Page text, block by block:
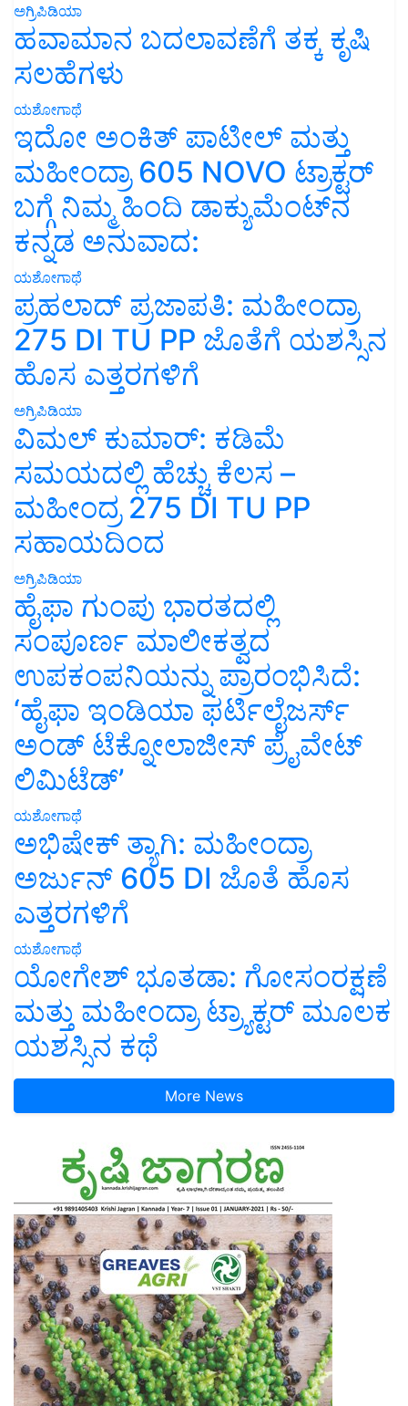
ಅಗ್ರಿಪಿಡಿಯಾ
ಹವಾಮಾನ ಬದಲಾವಣೆಗೆ ತಕ್ಕ ಕೃಷಿ
ಸಲಹೆಗಳು
ಯಶೋಗಾಥೆ
ಇದೋ ಅಂಕಿತ್ ಪಾಟೀಲ್ ಮತ್ತು
ಮಹೀಂದ್ರಾ 605 NOVO ಟ್ರಾಕ್ಟರ್
ಬಗ್ಗೆ ನಿಮ್ಮ ಹಿಂದಿ ಡಾಕ್ಯುಮೆಂಟ್‌ನ
ಕನ್ನಡ ಅನುವಾದ:
ಯಶೋಗಾಥೆ
ಪ್ರಹಲಾದ್ ಪ್ರಜಾಪತಿ: ಮಹೀಂದ್ರಾ
275 DI TU PP ಜೊತೆಗೆ ಯಶಸ್ಸಿನ
ಹೊಸ ಎತ್ತರಗಳಿಗೆ
ಅಗ್ರಿಪಿಡಿಯಾ
ವಿಮಲ್ ಕುಮಾರ್: ಕಡಿಮೆ
ಸಮಯದಲ್ಲಿ ಹೆಚ್ಚು ಕೆಲಸ –
ಮಹೀಂದ್ರ 275 DI TU PP
ಸಹಾಯದಿಂದ
ಅಗ್ರಿಪಿಡಿಯಾ
ಹೈಫಾ ಗುಂಪು ಭಾರತದಲ್ಲಿ
ಸಂಪೂರ್ಣ ಮಾಲೀಕತ್ವದ
ಉಪಕಂಪನಿಯನ್ನು ಪ್ರಾರಂಭಿಸಿದೆ:
‘ಹೈಫಾ ಇಂಡಿಯಾ ಫರ್ಟಿಲೈಜರ್ಸ್
ಅಂಡ್ ಟೆಕ್ನೋಲಾಜೀಸ್ ಪ್ರೈವೇಟ್
ಲಿಮಿಟೆಡ್’
ಯಶೋಗಾಥೆ
ಅಭಿಷೇಕ್ ತ್ಯಾಗಿ: ಮಹೀಂದ್ರಾ
ಅರ್ಜುನ್ 605 DI ಜೊತೆ ಹೊಸ
ಎತ್ತರಗಳಿಗೆ
ಯಶೋಗಾಥೆ
ಯೋಗೇಶ್ ಭೂತಡಾ: ಗೋಸಂರಕ್ಷಣೆ
ಮತ್ತು ಮಹೀಂದ್ರಾ ಟ್ರ್ಯಾಕ್ಟರ್ ಮೂಲಕ
ಯಶಸ್ಸಿನ ಕಥೆ
More News